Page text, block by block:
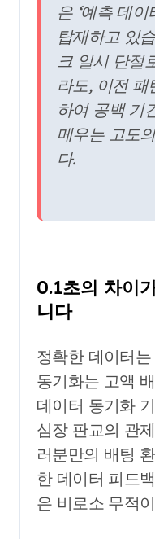
은 ‘예측 데
탑재하고 있
크 일시 단절
라도, 이전 패
하여 공백 기
메우는 고도
다.
0.1초의 차이
니다
정확한 데이터
동기화는 고액
데이터 동기화
심장 판교의 관
러분만의 배팅
한 데이터 피드
은 비로소 무적